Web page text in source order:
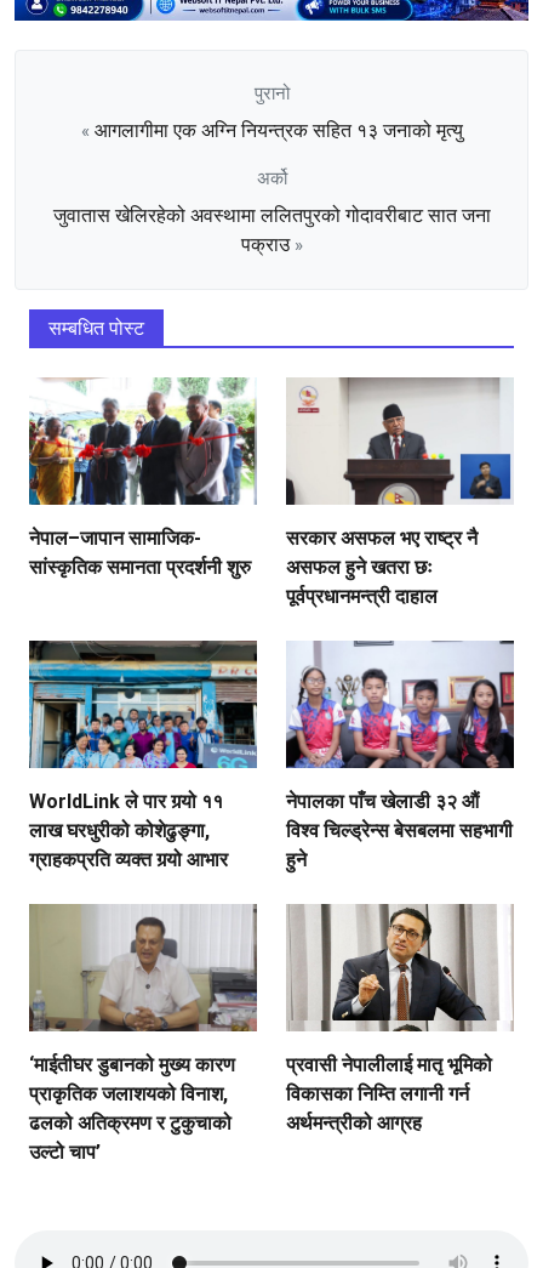
पुरानो
« आगलागीमा एक अग्नि नियन्त्रक सहित १३ जनाको मृत्यु
अर्को
जुवातास खेलिरहेको अवस्थामा ललितपुरको गोदावरीबाट सात जना
पक्राउ»
सम्बधित पोस्ट
नेपाल–जापान सामाजिक-
सांस्कृतिक समानता प्रदर्शनी शुरु
सरकार असफल भए राष्ट्र नै
असफल हुने खतरा छः
पूर्वप्रधानमन्त्री दाहाल
WorldLink ले पार गर्‍यो ११
लाख घरधुरीको कोशेढुङ्गा,
ग्राहकप्रति व्यक्त गर्‍यो आभार
नेपालका पाँच खेलाडी ३२ औं
विश्व चिल्ड्रेन्स बेसबलमा सहभागी
हुने
‘माईतीघर डुबानको मुख्य कारण
प्राकृतिक जलाशयको विनाश,
ढलको अतिक्रमण र टुकुचाको
उल्टो चाप’
प्रवासी नेपालीलाई मातृ भूमिको
विकासका निम्ति लगानी गर्न
अर्थमन्त्रीको आग्रह